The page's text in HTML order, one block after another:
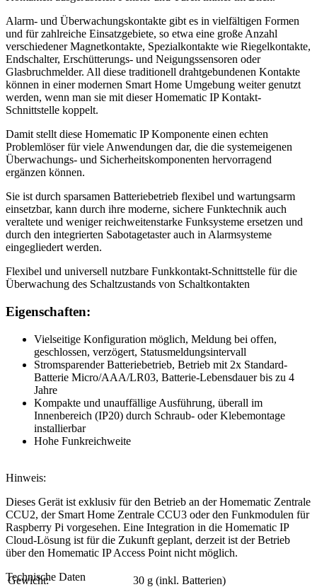
Alarm- und Überwachungskontakte gibt es in vielfältigen Formen
und für zahlreiche Einsatzgebiete, so etwa eine große Anzahl
verschiedener Magnetkontakte, Spezialkontakte wie Riegelkontakte,
Endschalter, Erschütterungs- und Neigungssensoren oder
Glasbruchmelder. All diese traditionell drahtgebundenen Kontakte
können in einer modernen Smart Home Umgebung weiter genutzt
werden, wenn man sie mit dieser Homematic IP Kontakt-
Schnittstelle koppelt.
Damit stellt diese Homematic IP Komponente einen echten
Problemlöser für viele Anwendungen dar, die die systemeigenen
Überwachungs- und Sicherheitskomponenten hervorragend
ergänzen können.
Sie ist durch sparsamen Batteriebetrieb flexibel und wartungsarm
einsetzbar, kann durch ihre moderne, sichere Funktechnik auch
veraltete und weniger reichweitenstarke Funksysteme ersetzen und
durch den integrierten Sabotagetaster auch in Alarmsysteme
eingegliedert werden.
Flexibel und universell nutzbare Funkkontakt-Schnittstelle für die
Überwachung des Schaltzustands von Schaltkontakten
Eigenschaften:
Vielseitige Konfiguration möglich, Meldung bei offen,
geschlossen, verzögert, Statusmeldungsintervall
Stromsparender Batteriebetrieb, Betrieb mit 2x Standard-
Batterie Micro/AAA/LR03, Batterie-Lebensdauer bis zu 4
Jahre
Kompakte und unauffällige Ausführung, überall im
Innenbereich (IP20) durch Schraub- oder Klebemontage
installierbar
Hohe Funkreichweite
Hinweis:
Dieses Gerät ist exklusiv für den Betrieb an der Homematic Zentrale
CCU2, der Smart Home Zentrale CCU3 oder den Funkmodulen für
Raspberry Pi vorgesehen. Eine Integration in die Homematic IP
Cloud-Lösung ist für die Zukunft geplant, derzeit ist der Betrieb
über den Homematic IP Access Point nicht möglich.
Technische Daten
Gewicht:
30 g (inkl. Batterien)